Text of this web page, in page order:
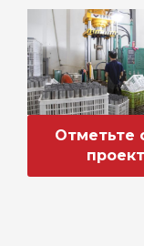
Отметьте
проект